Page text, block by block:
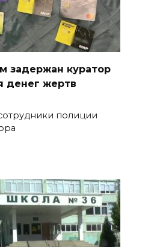
задержан куратор
денег жертв
полиции